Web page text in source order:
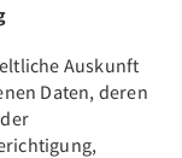
Auskunft
Daten, deren